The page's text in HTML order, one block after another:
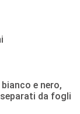
e nero,
da fogli